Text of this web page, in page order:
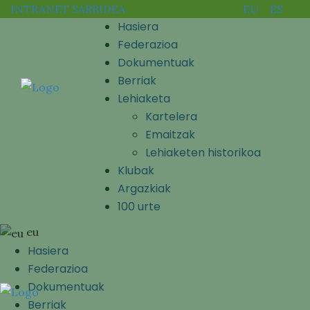
INTRANET SARBIDEA EU ES
Hasiera
Federazioa
Dokumentuak
Berriak
Lehiaketa
Kartelera
Emaitzak
Lehiaketen historikoa
Klubak
Argazkiak
100 urte
eu
Hasiera
Federazioa
Dokumentuak
Berriak